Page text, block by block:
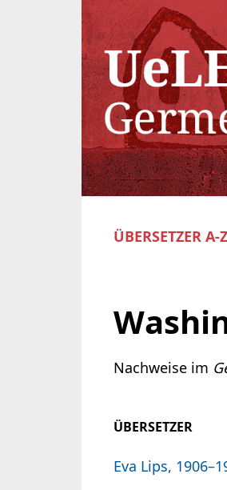
ÜBERSETZER A-Z
Nachweise im
ÜBERSETZER
Eva Lips,